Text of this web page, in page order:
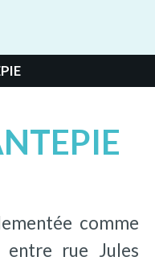
comme
rue Jules